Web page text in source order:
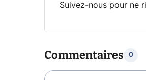
Suivez-nous pour ne
Commentaires 0